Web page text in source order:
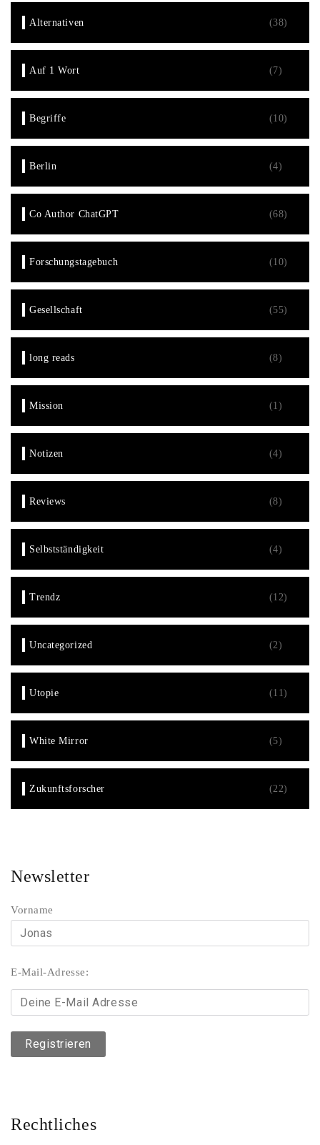
Alternativen (38)
Auf 1 Wort (7)
Begriffe (10)
Berlin (4)
Co Author ChatGPT (68)
Forschungstagebuch (10)
Gesellschaft (55)
long reads (8)
Mission (1)
Notizen (4)
Reviews (8)
Selbstständigkeit (4)
Trendz (12)
Uncategorized (2)
Utopie (11)
White Mirror (5)
Zukunftsforscher (22)
Newsletter
Vorname
E-Mail-Adresse:
Rechtliches